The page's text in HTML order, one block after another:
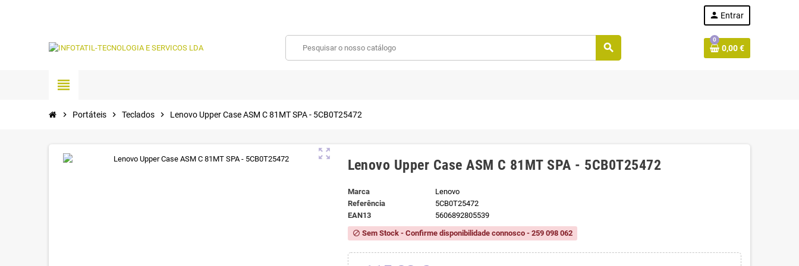
person Entrar
search
0
0,00 €
view_headline
chevron_right Portáteis chevron_right Teclados chevron_right Lenovo Upper Case ASM C 81MT SPA - 5CB0T25472
zoom_out_map
Lenovo Upper Case ASM C 81MT SPA - 5CB0T25472
Marca
Lenovo
Referência
5CB0T25472
EAN13
5606892805539
block Sem Stock - Confirme disponibilidade connosco - 259 098 062